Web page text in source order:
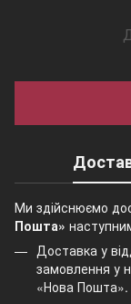
Ми здійснюємо
Пошта»
Доставка у
замовлення у
«Нова Пошта».